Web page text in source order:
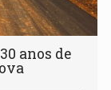
anos de